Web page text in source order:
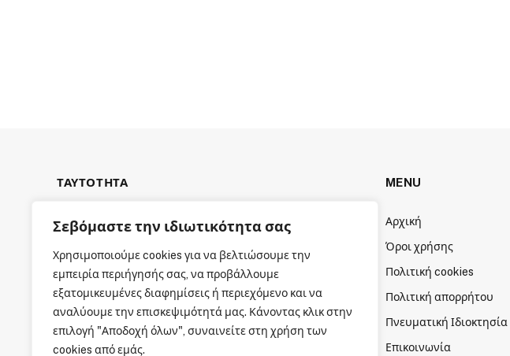
Σεβόμαστε την ιδιωτικότητα σας
Χρησιμοποιούμε cookies για να βελτιώσουμε την
εμπειρία περιήγησής σας, να προβάλλουμε
εξατομικευμένες διαφημίσεις ή περιεχόμενο και να
αναλύουμε την επισκεψιμότητά μας. Κάνοντας κλικ στην
επιλογή "Αποδοχή όλων", συναινείτε στη χρήση των
cookies από εμάς.
ΤΑΥΤΟΤΗΤΑ
ΕΤΑΙΡΙΚΗ ΤΑΥΤΟΤΗΤΑ
MENU
Αρχική
Όροι χρήσης
Πολιτική cookies
Πολιτική απορρήτου
Πνευματική Ιδιοκτησία
Επικοινωνία